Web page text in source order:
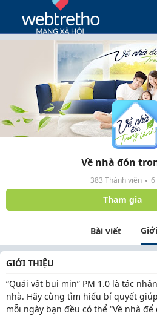
Về nhà đón
383 Thành viên 6
Tham gia
Bài viết
GIỚI THIỆU
“Quái vật bụi mịn” PM 1.0 là tác
nhà. Hãy cùng tìm hiểu bí quyết
mỗi ngày bạn đều có thể “Về nhà